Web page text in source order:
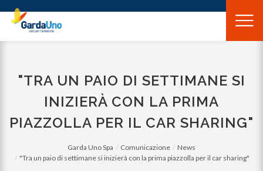
Gardauno
Spa
"TRA UN PAIO DI SETTIMANE SI
INIZIERÀ CON LA PRIMA
PIAZZOLLA PER IL CAR SHARING"
Garda Uno Spa Comunicazione
News
"Tra un paio di settimane si inizierà con la prima piazzolla per il car sharing"